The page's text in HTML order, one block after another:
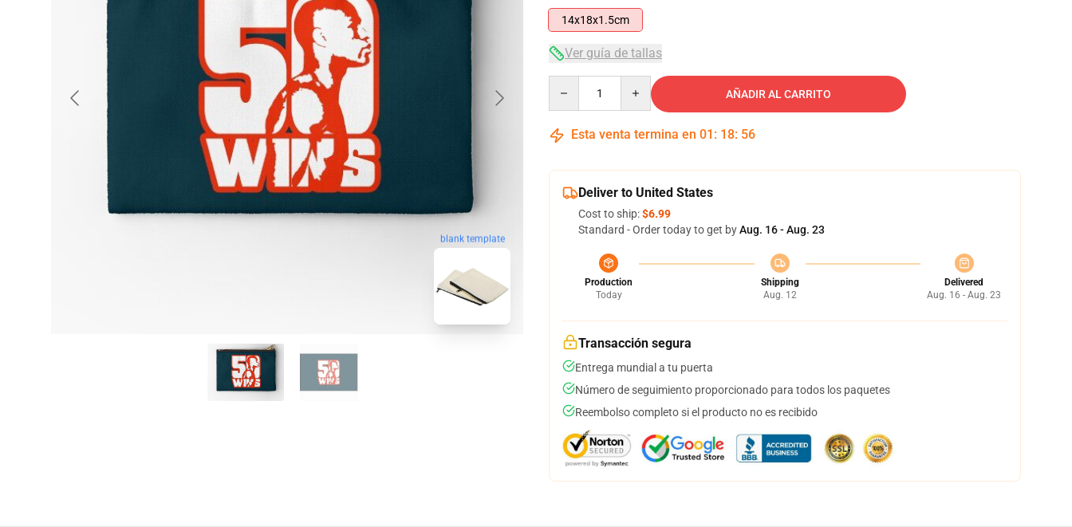
blank template
14x18x1.5cm
Ver guía de tallas
AÑADIR AL CARRITO
Esta venta termina en 01 : 18: 55
Deliver to United States
Cost to ship:$6.99
Standard - Order today to get byAug. 16 - Aug. 23
Production
Today
Shipping
Aug. 12
Delivered
Aug. 16 - Aug. 23
Transacción segura
Entrega mundial a tu puerta
Número de seguimiento proporcionado para todos los paquetes
Reembolso completo si el producto no es recibido